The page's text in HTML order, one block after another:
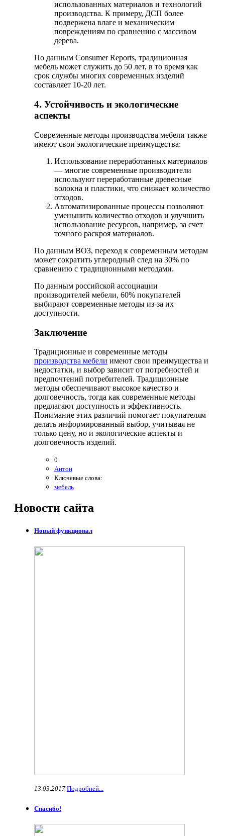
использованных материалов и технологий
производства. К примеру, ДСП более
подвержена влаге и механическим
повреждениям по сравнению с массивом
дерева.
По данным Consumer Reports, традиционная
мебель может служить до 50 лет, в то время как
срок службы многих современных изделий
составляет 10-20 лет.
4. Устойчивость и экологические
аспекты
Современные методы производства мебели также
имеют свои экологические преимущества:
Использование переработанных материалов
— многие современные производители
используют переработанные древесные
волокна и пластики, что снижает количество
отходов.
Автоматизированные процессы позволяют
уменьшить количество отходов и улучшить
использование ресурсов, например, за счет
точного раскроя материалов.
По данным ВОЗ, переход к современным методам
может сократить углеродный след на 30% по
сравнению с традиционными методами.
По данным российской ассоциации
производителей мебели, 60% покупателей
выбирают современные методы из-за их
доступности.
Заключение
Традиционные и современные методы
производства мебели имеют свои преимущества и
недостатки, и выбор зависит от потребностей и
предпочтений потребителей. Традиционные
методы обеспечивают высокое качество и
долговечность, тогда как современные методы
предлагают доступность и эффективность.
Понимание этих различий помогает покупателям
делать информированный выбор, учитывая не
только цену, но и экологические аспекты и
долговечность изделий.
0
Антон
Ключевые слова:
мебель
Новости сайта
Новый функционал
13.03.2017 Подробней...
Спасибо!